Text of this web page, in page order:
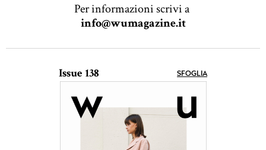
Per informazioni scrivi a
info@wumagazine.it
Issue 138 SFOGLIA